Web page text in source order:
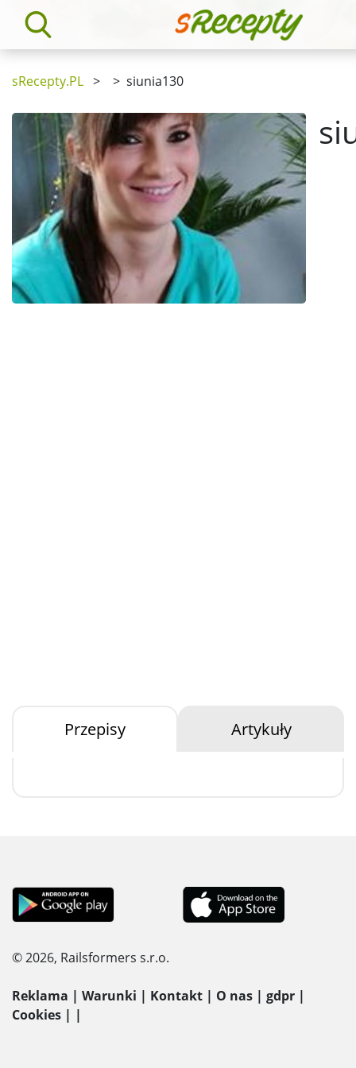
sRecepty.PL > > siunia130
Przepisy Artykuły
© 2026, Railsformers s.r.o.
Reklama | Warunki | Kontakt | O nas | gdpr |
Cookies | |